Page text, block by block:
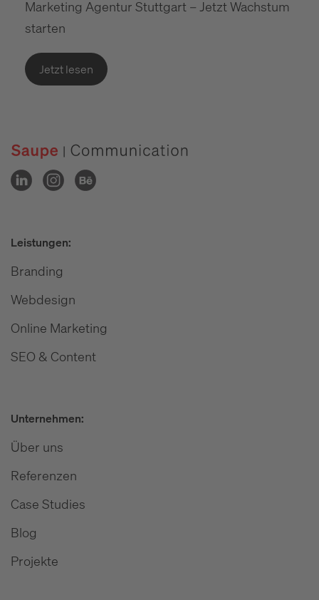
Marketing Agentur Stuttgart – Jetzt Wachstum
starten
Jetzt lesen
Leistungen:
Branding
Webdesign
Online Marketing
SEO & Content
Unternehmen:
Über uns
Referenzen
Case Studies
Blog
Projekte